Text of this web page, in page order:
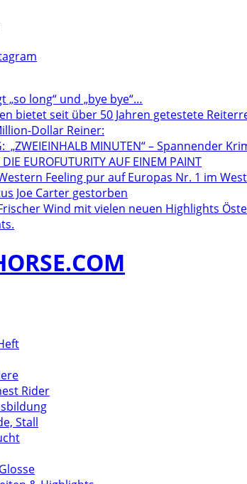
„so long“ und „bye bye“…
bietet seit über 50 Jahren getestete
Dollar Reiner:
„ZWEIEINHALB MINUTEN“ – Spannender
EUROFUTURITY AUF EINEM PAINT
Feeling pur auf Europas Nr. 1 im
Joe Carter gestorben
Frischer Wind mit vielen neuen Highlights
Rider
Stall